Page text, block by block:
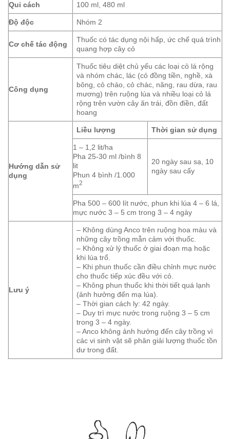
Qui cách 100 ml, 480 ml
Độ độc Nhóm 2
Cơ chế tác động
Thuốc có tác dụng nội hấp, ức chế quá trình
quang hợp cây cỏ
Công dụng
Thuốc tiêu diệt chủ yếu các loại cỏ lá rộng
và nhóm chác, lác (cỏ đồng tiền, nghề, xà
bông, cỏ cháo, cỏ chác, năng, rau dừa, rau
mương) trên ruộng lúa và nhiều loại cỏ lá
rộng trên vườn cây ăn trái, đồn điền, đất
hoang
Hướng dẫn sử
dụng
Liều lượng Thời gian sử dụng
1 – 1,2 lit/ha
Pha 25-30 ml /bình 8
lit
Phun 4 bình /1.000
m2
20 ngày sau sạ, 10
ngày sau cấy
Pha 500 – 600 lít nước, phun khi lúa 4 – 6 lá,
mực nước 3 – 5 cm trong 3 – 4 ngày
Lưu ý
– Không dùng Anco trên ruộng hoa màu và
những cây trồng mẫn cảm với thuốc.
– Không xử lý thuốc ở giai đoạn mạ hoặc
khi lúa trổ.
– Khi phun thuốc cần điều chỉnh mực nước
cho thuốc tiếp xúc đều với cỏ.
– Không phun thuốc khi thời tiết quá lạnh
(ảnh hưởng đến mạ lúa).
– Thời gian cách ly: 42 ngày.
– Duy trì mực nước trong ruộng 3 – 5 cm
trong 3 – 4 ngày.
– Anco không ảnh hưởng đến cây trồng vì
các vi sinh vật sẽ phân giải lượng thuốc tồn
dư trong đất.